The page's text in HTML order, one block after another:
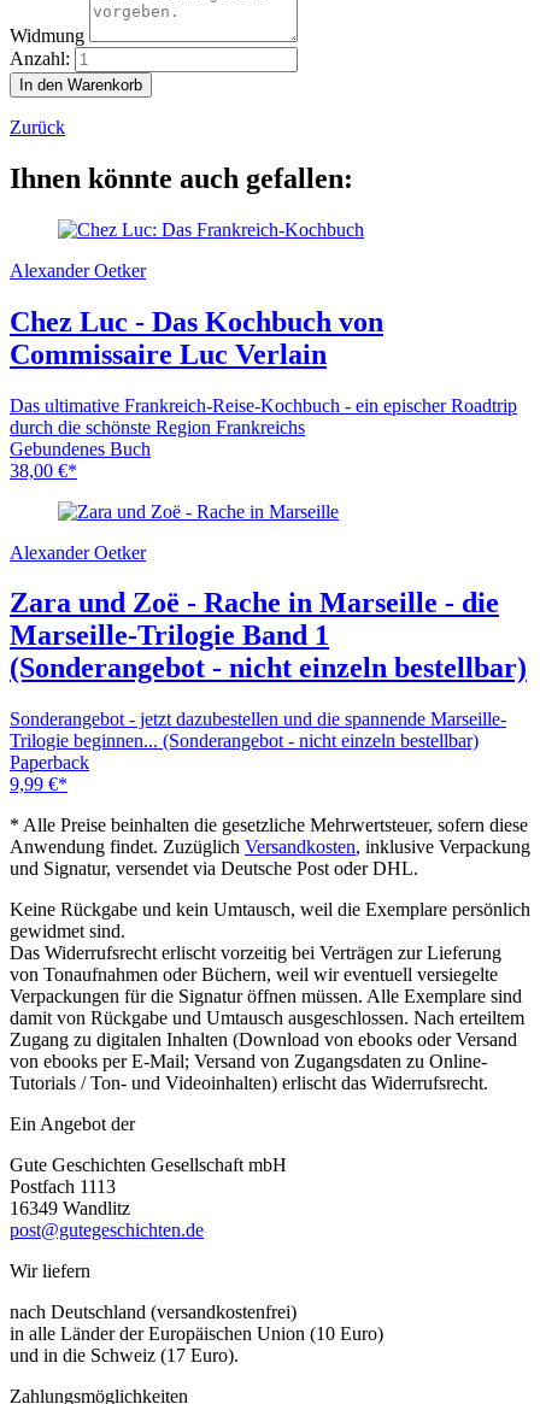
Widmung
Anzahl:
Zurück
Ihnen könnte auch gefallen:
Alexander Oetker
Chez Luc - Das Kochbuch von
Commissaire Luc Verlain
Das ultimative Frankreich-Reise-Kochbuch - ein epischer Roadtrip
durch die schönste Region Frankreichs
Gebundenes Buch
38,00 €*
Alexander Oetker
Zara und Zoë - Rache in Marseille - die
Marseille-Trilogie Band 1
(Sonderangebot - nicht einzeln bestellbar)
Sonderangebot - jetzt dazubestellen und die spannende Marseille-
Trilogie beginnen... (Sonderangebot - nicht einzeln bestellbar)
Paperback
9,99 €*
* Alle Preise beinhalten die gesetzliche Mehrwertsteuer, sofern diese
Anwendung findet. Zuzüglich Versandkosten, inklusive Verpackung
und Signatur, versendet via Deutsche Post oder DHL.
Keine Rückgabe und kein Umtausch, weil die Exemplare persönlich
gewidmet sind.
Das Widerrufsrecht erlischt vorzeitig bei Verträgen zur Lieferung
von Tonaufnahmen oder Büchern, weil wir eventuell versiegelte
Verpackungen für die Signatur öffnen müssen. Alle Exemplare sind
damit von Rückgabe und Umtausch ausgeschlossen. Nach erteiltem
Zugang zu digitalen Inhalten (Download von ebooks oder Versand
von ebooks per E-Mail; Versand von Zugangsdaten zu Online-
Tutorials / Ton- und Videoinhalten) erlischt das Widerrufsrecht.
Ein Angebot der
Gute Geschichten Gesellschaft mbH
Postfach 1113
16349 Wandlitz
post@gutegeschichten.de
Wir liefern
nach Deutschland (versandkostenfrei)
in alle Länder der Europäischen Union (10 Euro)
und in die Schweiz (17 Euro).
Zahlungs­möglichkeiten